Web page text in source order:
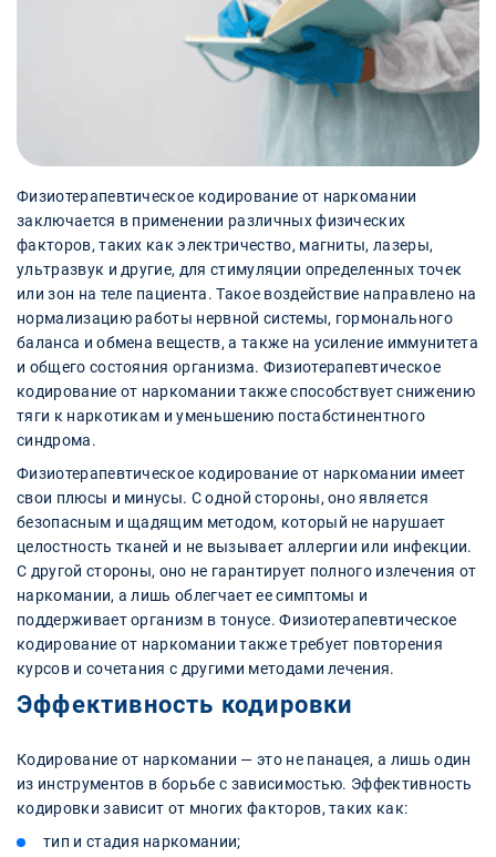
Физиотерапевтическое кодирование от наркомании
заключается в применении различных физических
факторов, таких как электричество, магниты, лазеры,
ультразвук и другие, для стимуляции определенных точек
или зон на теле пациента. Такое воздействие направлено на
нормализацию работы нервной системы, гормонального
баланса и обмена веществ, а также на усиление иммунитета
и общего состояния организма. Физиотерапевтическое
кодирование от наркомании также способствует снижению
тяги к наркотикам и уменьшению постабстинентного
синдрома.
Физиотерапевтическое кодирование от наркомании имеет
свои плюсы и минусы. С одной стороны, оно является
безопасным и щадящим методом, который не нарушает
целостность тканей и не вызывает аллергии или инфекции.
С другой стороны, оно не гарантирует полного излечения от
наркомании, а лишь облегчает ее симптомы и
поддерживает организм в тонусе. Физиотерапевтическое
кодирование от наркомании также требует повторения
курсов и сочетания с другими методами лечения.
Эффективность кодировки
Кодирование от наркомании — это не панацея, а лишь один
из инструментов в борьбе с зависимостью. Эффективность
кодировки зависит от многих факторов, таких как:
тип и стадия наркомании;